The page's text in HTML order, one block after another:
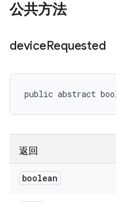
公共方法
deviceRequested
public abstract
返回
boolean